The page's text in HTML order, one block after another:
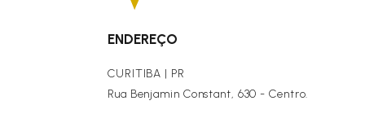
ENDEREÇO
CURITIBA | PR
Rua Benjamin Constant, 630 - Centro.